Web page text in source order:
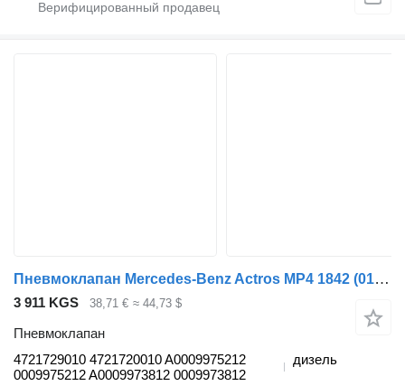
Пневмоклапан Mercedes-Benz Actros MP4 1842 (01.12-) 4721729010 для тягача Mercedes-Benz Actros MP4 Antos Arocs (2012-)
3 911 KGS 38,71 € ≈ 44,73 $
Пневмоклапан
4721729010 4721720010 A0009975212
0009975212 A0009973812 0009973812
дизель